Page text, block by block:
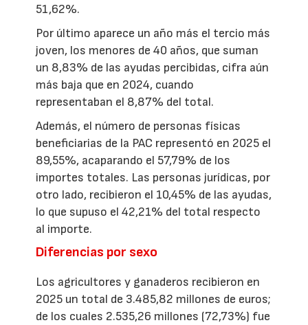
51,62%.
Por último aparece un año más el tercio más
joven, los menores de 40 años, que suman
un 8,83% de las ayudas percibidas, cifra aún
más baja que en 2024, cuando
representaban el 8,87% del total.
Además, el número de personas físicas
beneficiarias de la PAC representó en 2025 el
89,55%, acaparando el 57,79% de los
importes totales. Las personas jurídicas, por
otro lado, recibieron el 10,45% de las ayudas,
lo que supuso el 42,21% del total respecto
al importe.
Diferencias por sexo
Los agricultores y ganaderos recibieron en
2025 un total de 3.485,82 millones de euros;
de los cuales 2.535,26 millones (72,73%) fue